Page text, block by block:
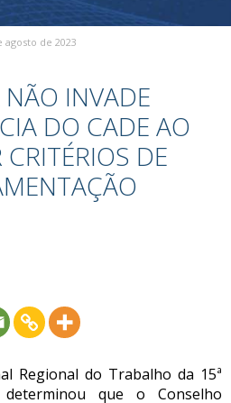
agosto de 2023
NÃO INVADE
DO CADE AO
DE
Regional do Trabalho da 15ª
que o Conselho